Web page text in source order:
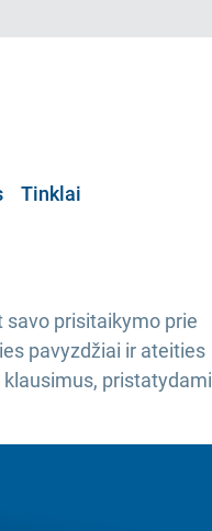
Tinklai
savo prisitaikymo prie
pavyzdžiai ir ateities
pristatydami